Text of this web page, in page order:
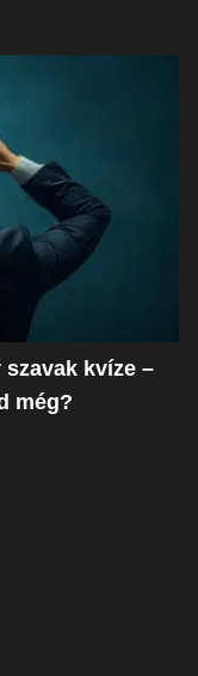
kvíze –
még?